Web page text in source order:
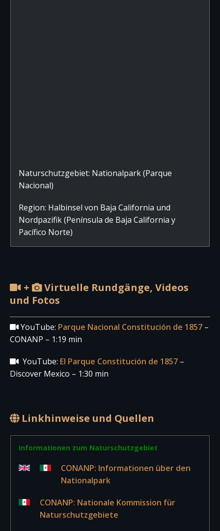
Naturschutzgebiet: Nationalpark (Parque
Nacional)
Region: Halbinsel von Baja California und
Nordpazifik (Península de Baja California y
Pacífico Norte)
+
Virtuelle Rundgänge, Videos
und Fotos
YouTube: Parque Nacional Constitución de 1857 –
CONANP – 1:19 min
YouTube: El Parque Constitución de 1857 –
Discover Mexico – 1:30 min
Linkhinweise und Quellen
Informationen zum Naturschutzgebiet
CONANP: Informationen über den
Nationalpark
CONANP: Nationale Kommission für
Naturschutzgebiete